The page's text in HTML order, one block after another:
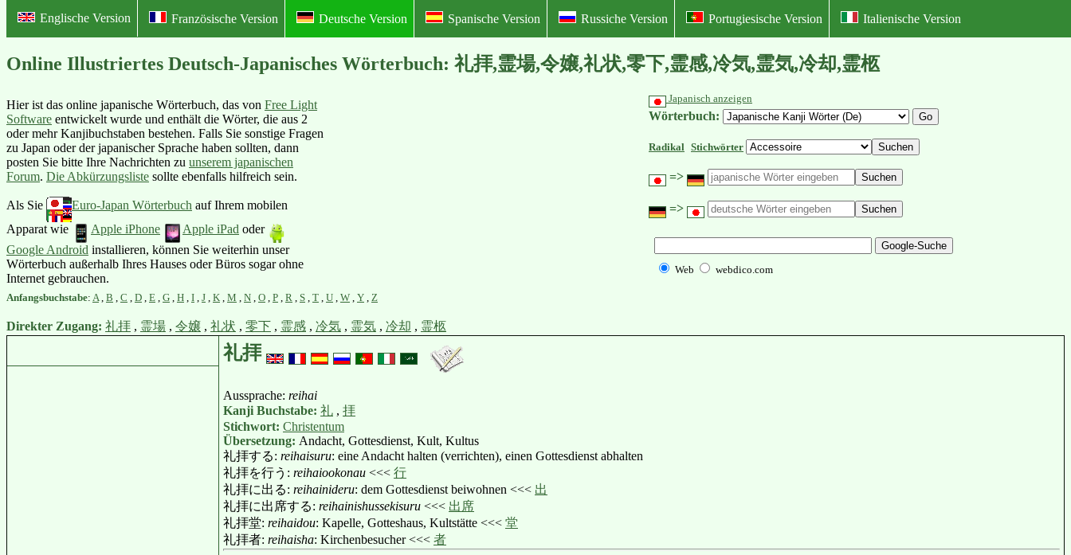
Englische Version Französische Version Deutsche Version Spanische Version Russiche Version Portugiesische Version Italienische Version
Online Illustriertes Deutsch-Japanisches Wörterbuch: 礼拝,霊場,令嬢,礼状,零下,霊感,冷気,霊気,冷却,霊柩
Hier ist das online japanische Wörterbuch, das von Free Light
Software entwickelt wurde und enthält die Wörter, die aus 2
oder mehr Kanjibuchstaben bestehen. Falls Sie sonstige Fragen
zu Japan oder der japanischer Sprache haben sollten, dann
posten Sie bitte Ihre Nachrichten zu unserem japanischen
Forum. Die Abkürzungsliste sollte ebenfalls hilfreich sein.
Als Sie Euro-Japan Wörterbuch auf Ihrem mobilen
Apparat wie
Apple iPhone Apple iPad oder
Google Android installieren, können Sie weiterhin unser
Wörterbuch außerhalb Ihres Hauses oder Büros sogar ohne
Internet gebrauchen.
Japanisch anzeigen
Wörterbuch:
Radikal Stichwörter
=>
=>
Web webdico.com
Anfangsbuchstabe: A B C D E G H I J K M N O P R S T U W Y Z
Direkter Zugang: 礼拝 , 霊場 , 令嬢 , 礼状 , 零下 , 霊感 , 冷気 , 霊気 , 冷却 , 霊柩
礼拝
Aussprache: reihai
Kanji Buchstabe: 礼 , 拝
Stichwort: Christentum
Übersetzung: Andacht, Gottesdienst, Kult, Kultus
礼拝する: reihaisuru: eine Andacht halten (verrichten), einen Gottesdienst abhalten
礼拝を行う: reihaiookonau <<< 行
礼拝に出る: reihainideru: dem Gottesdienst beiwohnen <<< 出
礼拝に出席する: reihainishussekisuru <<< 出席
礼拝堂: reihaidou: Kapelle, Gotteshaus, Kultstätte <<< 堂
礼拝者: reihaisha: Kirchenbesucher <<< 者